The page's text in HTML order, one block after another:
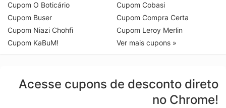
Cupom O Boticário
Cupom Buser
Cupom Niazi Chohfi
Cupom KaBuM!
Cupom Cobasi
Cupom Compra Certa
Cupom Leroy Merlin
Ver mais cupons »
Acesse cupons de desconto direto
no Chrome!